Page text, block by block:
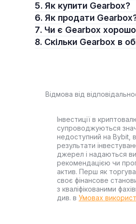
5. Як купити Gearbox?
6. Як продати
7. Чи є Gearbox
8. Скільки Gearbox в
Відмова від
Інвестиції в
супроводжуються
недоступний на Bybit,
результати
джерел і надаються
рекомендацією чи
актив. Перш як
своє фінансове
з кваліфікованими
див. в Умовах